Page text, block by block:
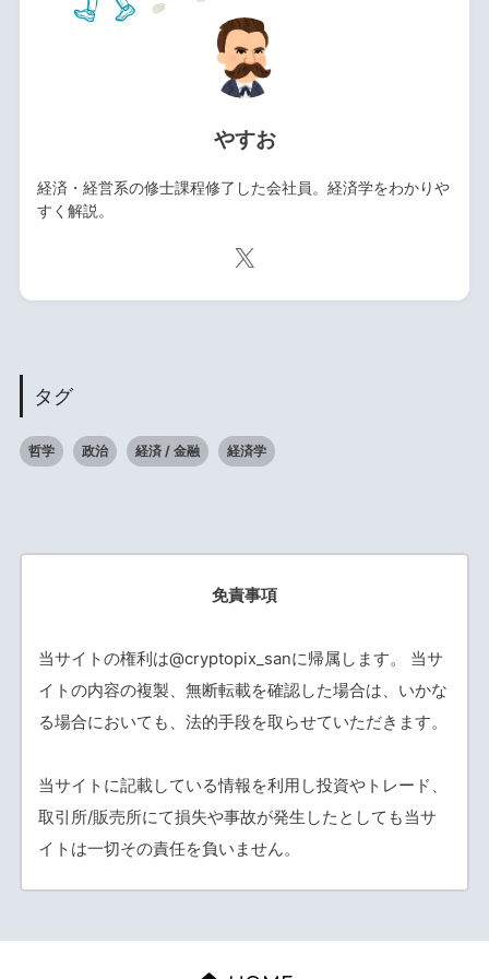
やすお
経済・経営系の修士課程修了した会社員。経済学をわかりや
すく解説。
タグ
哲学 政治 経済 / 金融 経済学
免責事項
当サイトの権利は@cryptopix_sanに帰属します。 当サ
イトの内容の複製、無断転載を確認した場合は、いかな
る場合においても、法的手段を取らせていただきます。
当サイトに記載している情報を利用し投資やトレード、
取引所/販売所にて損失や事故が発生したとしても当サ
イトは一切その責任を負いません。